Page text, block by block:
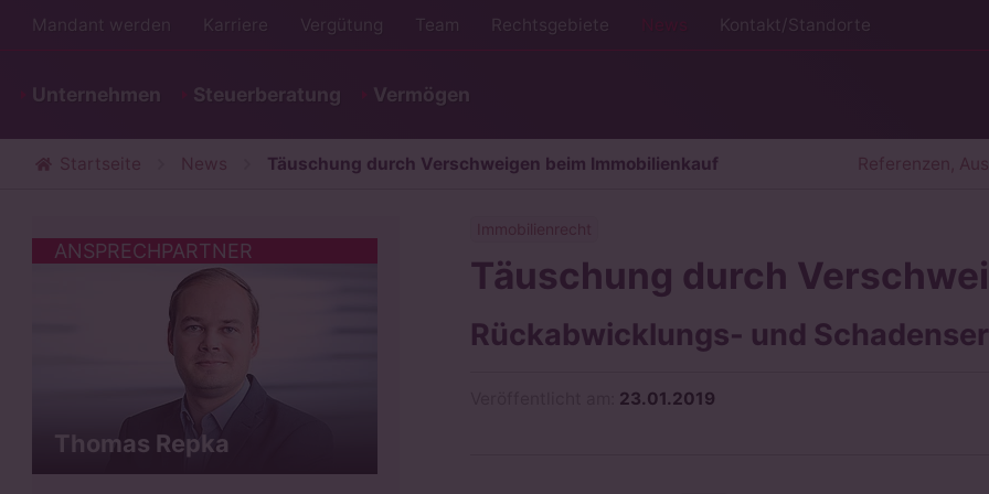
Mandant werden Karriere Vergütung Team Rechtsgebiete News Kontakt/Standorte
Unternehmen Steuerberatung Vermögen
Startseite News Täuschung durch Verschweigen beim Immobilienkauf Referenzen,
Täuschung durch
Rückabwicklungs- und
23.01.2019
ANSPRECHPARTNER
Thomas Repka